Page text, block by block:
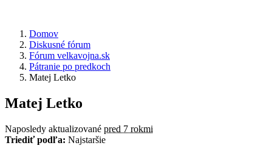
Domov
Diskusné fórum
Fórum velkavojna.sk
Pátranie po predkoch
Matej Letko
Matej Letko
Naposledy aktualizované pred 7 rokmi
Triediť podľa: Najstaršie